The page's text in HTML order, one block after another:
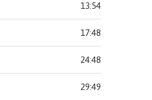
13:54
17:48
24:48
29:49